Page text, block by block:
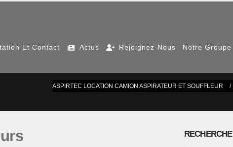
Et Contact Actus Rejoignez-Nous Notre Groupe
ASPIRTEC LOCATION CAMION ASPIRATEUR ET SOUFFLEUR
RECHERCHE